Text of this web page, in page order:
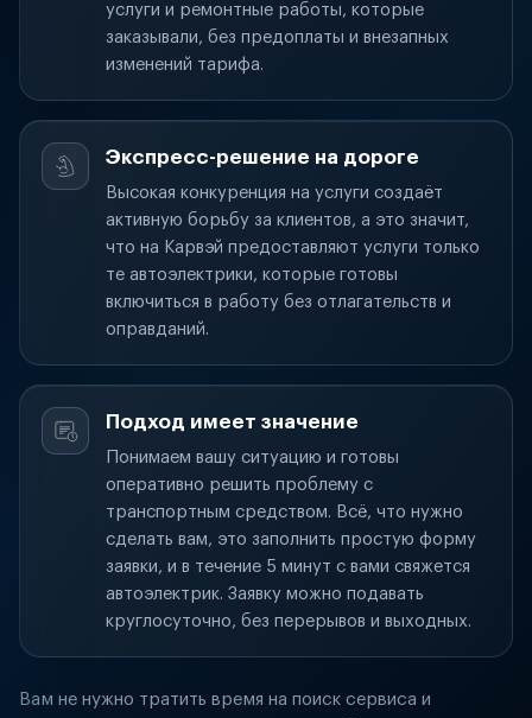
услуги и ремонтные работы, которые
заказывали, без предоплаты и внезапных
изменений тарифа.
Экспресс-решение на дороге
Высокая конкуренция на услуги создаёт
активную борьбу за клиентов, а это значит,
что на Карвэй предоставляют услуги только
те автоэлектрики, которые готовы
включиться в работу без отлагательств и
оправданий.
Подход имеет значение
Понимаем вашу ситуацию и готовы
оперативно решить проблему с
транспортным средством. Всё, что нужно
сделать вам, это заполнить простую форму
заявки, и в течение 5 минут с вами свяжется
автоэлектрик. Заявку можно подавать
круглосуточно, без перерывов и выходных.
Вам не нужно тратить время на поиск сервиса и